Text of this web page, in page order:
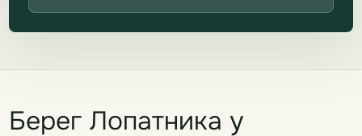
Берег Лопатника у